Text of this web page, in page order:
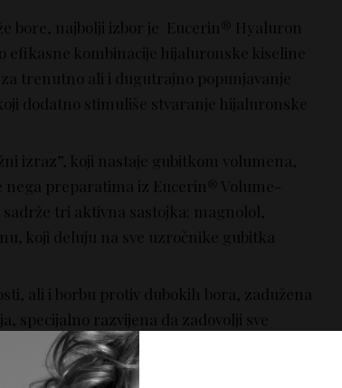
bore, najbolji izbor je Eucerin® Hyaluron
efikasne kombinacije hijaluronske kiseline
trenutno ali i dugutrajno popunjavanje
dodatno stimuliše stvaranje hijaluronske
izraz”, koji nastaje gubitkom volumena,
nega preparatima iz Eucerin® Volume-
tri aktivna sastojka: magnolol,
koji deluju na sve uzročnike gubitka
ali i borbu protiv dubokih bora, zadužena
specijalno razvijena da zadovolji sve
preparata iz ove linije počiva na
sastojaka: arktina, silimarina i